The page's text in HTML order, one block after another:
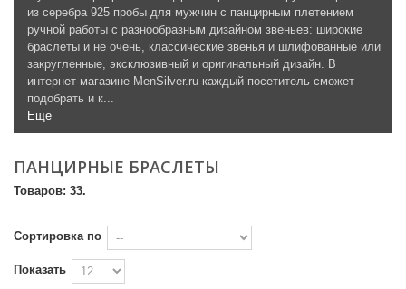
из серебра 925 пробы для мужчин с панцирным плетением
ручной работы с разнообразным дизайном звеньев: широкие
браслеты и не очень, классические звенья и шлифованные или
закругленные, эксклюзивный и оригинальный дизайн. В
интернет-магазине MenSilver.ru каждый посетитель сможет
подобрать и к...
Еще
ПАНЦИРНЫЕ БРАСЛЕТЫ
Товаров: 33.
Сортировка по
Показать